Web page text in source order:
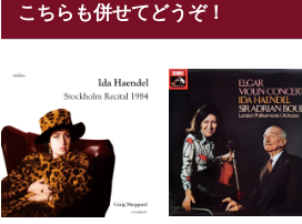
こちらも併せてどうぞ！